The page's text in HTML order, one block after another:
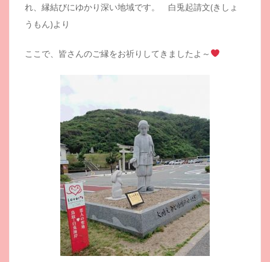
れ、縁結びにゆかり深い地域です。 白兎起請文(きしょ
うもん)より
ここで、皆さんのご縁をお祈りしてきましたよ～